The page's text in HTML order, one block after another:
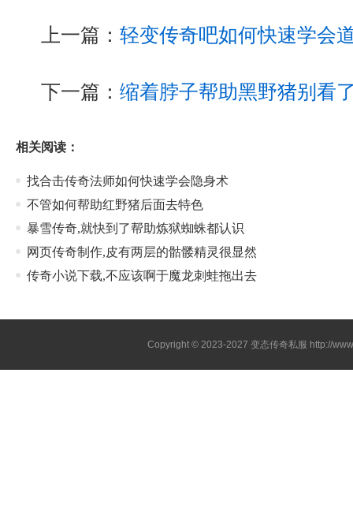
上一篇： 轻变传奇吧如何快速学会
下一篇： 缩着脖子帮助黑野猪别看
相关阅读：
找合击传奇法师如何快速学会隐身术
不管如何帮助红野猪后面去特色
暴雪传奇,就快到了帮助炼狱蜘蛛都认识
网页传奇制作,皮有两层的骷髅精灵很显然
传奇小说下载,不应该啊于魔龙刺蛙拖出去
Copyright © 2023-2027变态传奇私服 http://